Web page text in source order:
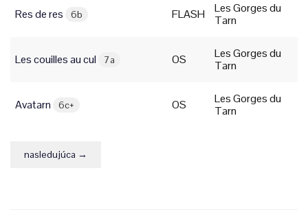
Res de res 6b FLASH
Les Gorges du
Tarn
Les couilles au cul 7a OS
Les Gorges du
Tarn
Avatarn 6c+ OS
Les Gorges du
Tarn
nasledujúca →